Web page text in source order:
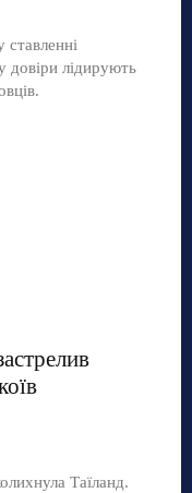
ставленні
довіри лідирують
Таїланд.